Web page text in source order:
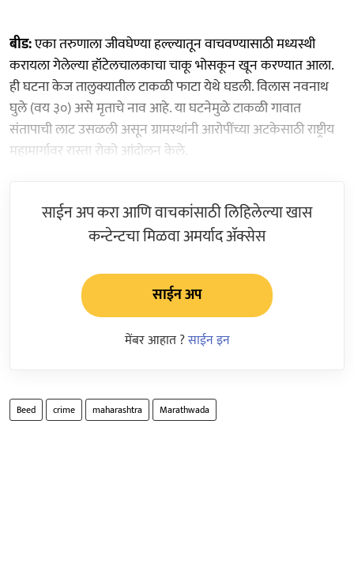
बीड:एका तरुणाला जीवघेण्या हल्ल्यातून वाचवण्यासाठी मध्यस्थी
करायला गेलेल्या हॉटेलचालकाचा चाकू भोसकून खून करण्यात आला.
ही घटना केज तालुक्यातील टाकळी फाटा येथे घडली. विलास नवनाथ
घुले (वय ३०) असे मृताचे नाव आहे. या घटनेमुळे टाकळी गावात
संतापाची लाट उसळली असून ग्रामस्थांनी आरोपींच्या अटकेसाठी राष्ट्रीय
महामार्गावर रास्ता रोको आंदोलन केले.
साईन अप करा आणि वाचकांसाठी लिहिलेल्या खास
कन्टेन्टचा मिळवा अमर्याद ॲक्सेस
साईन अप
मेंबर आहात ?साईन इन
Beed crime maharashtra Marathwada